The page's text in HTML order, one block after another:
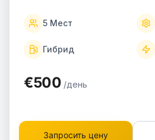
5 Мест
Гибрид
€500 /день
Запросить цену